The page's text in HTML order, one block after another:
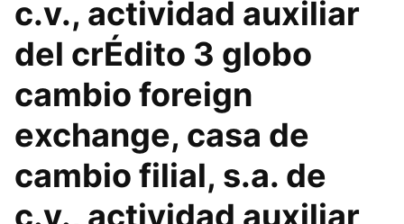
c.v., actividad auxiliar
del crÉdito 3 globo
cambio foreign
exchange, casa de
cambio filial, s.a. de
c.v., actividad auxiliar